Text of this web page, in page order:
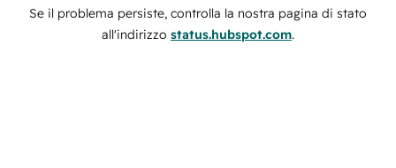
Se il problema persiste, controlla la nostra pagina di stato
all'indirizzo status.hubspot.com.